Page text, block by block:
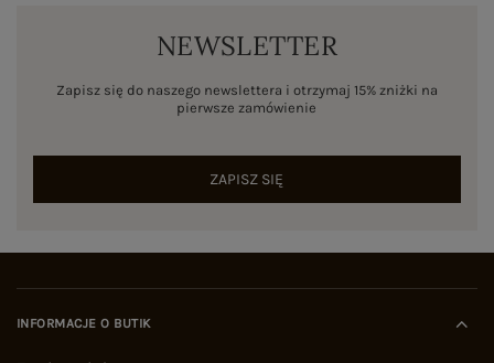
NEWSLETTER
Zapisz się do naszego newslettera i otrzymaj 15% zniżki na
pierwsze zamówienie
ZAPISZ SIĘ
INFORMACJE O BUTIK